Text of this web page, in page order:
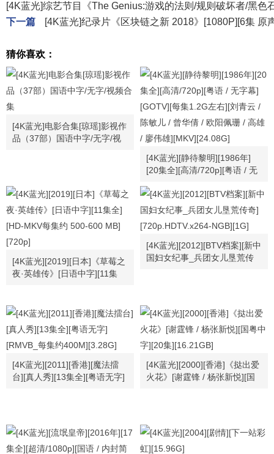
[4K蓝光]综艺节目《The Genius:游戏的法则/规则破坏者/黑
下一篇
[4K蓝光]纪录片《区块链之新 2018》[1080P][6集 原
猜你喜欢：
[4K蓝光]电影合集[琼瑶]影视作
品（37部）国语中字/无字/视
[4K蓝光][静待黎明][1986年]
[20集全][高清/720p][粤语 / 无
[刘青云 / 陈敏儿 / 曾华倩 / 欧
阳佩珊 / 高雄 / 廖伟雄][MKV]
[4K蓝光][2019][日本]《草莓之
夜·英雄传》[日语中字][11集
[4K蓝光][2012][BTV档案][新中
国妇女纪事_兵团女儿垦荒传
[4K蓝光][2011][香港][魔法擂
台][真人秀][13集全][粤语无字]
[4K蓝光][2000][香港]《挞出爱
火花》[谢霆锋 / 杨张新悦][国